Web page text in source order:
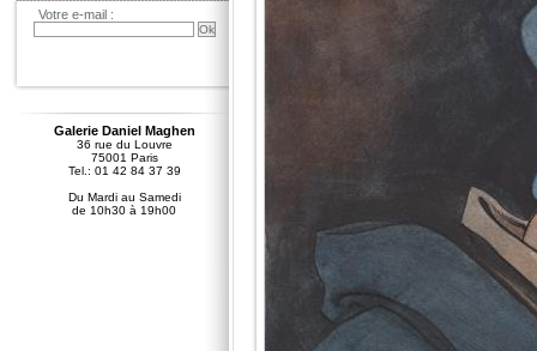
Votre e-mail :
Galerie Daniel Maghen
36 rue du Louvre
75001 Paris
Tel.: 01 42 84 37 39
Du Mardi au Samedi
de 10h30 à 19h00